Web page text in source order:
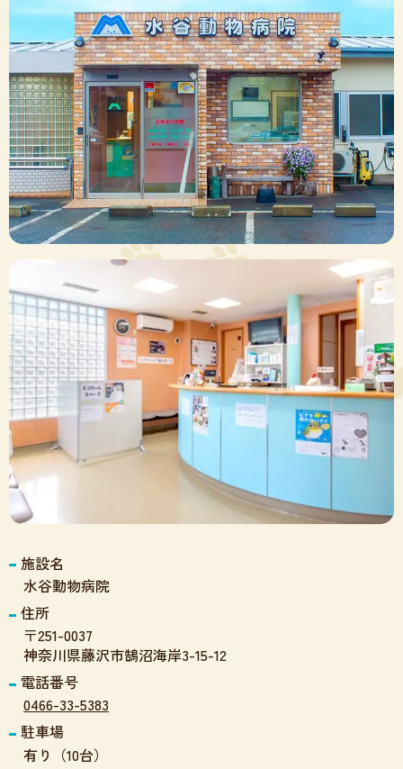
施設名
水谷動物病院
住所
〒251-0037
神奈川県藤沢市鵠沼海岸3-15-12
電話番号
0466-33-5383
駐車場
有り（10台）